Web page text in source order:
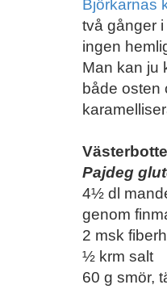
Björkarnas
två gånger
ingen
Man kan ju
både osten
Pajdeg
4½ dl
genom
2 msk
½ krm salt
60 g smör,